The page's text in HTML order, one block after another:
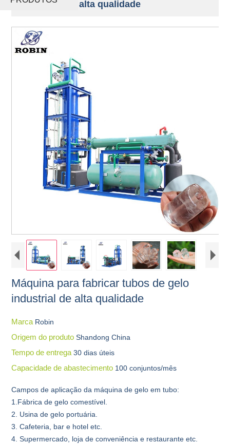
industrial de alta qualidade
Máquina para fabricar tubos de gelo
industrial de alta qualidade
Marca Robin
Origem do produtoShandong China
Tempo de entrega30 dias úteis
Capacidade de abastecimento 100 conjuntos/mês
Campos de aplicação da máquina de gelo em tubo:
1.Fábrica de gelo comestível.
2. Usina de gelo portuária.
3. Cafeteria, bar e hotel etc.
4. Supermercado, loja de conveniência e restaurante etc.